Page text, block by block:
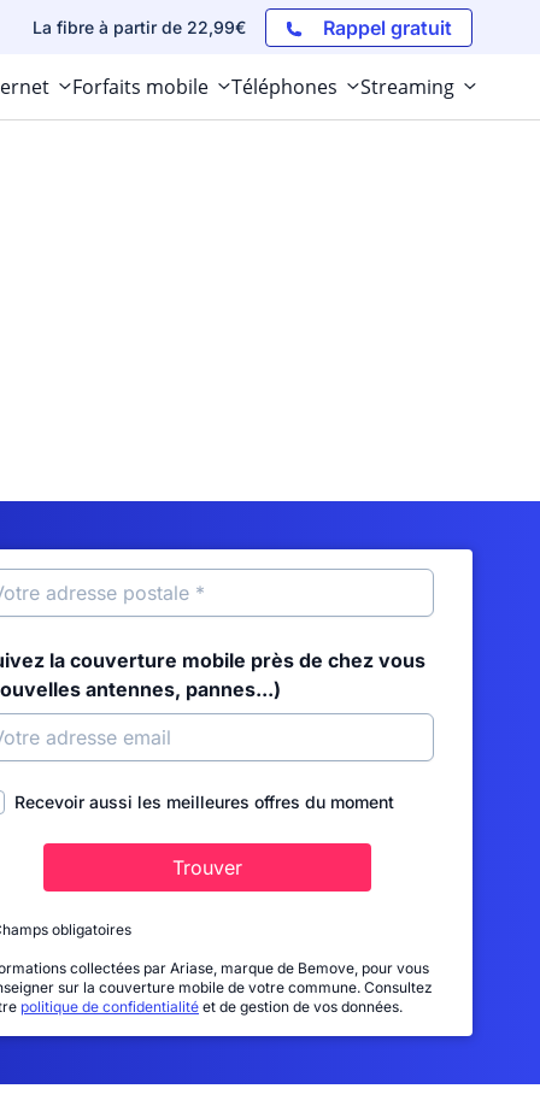
La fibre à partir de 22,99€ Rappel gratuit
Forfaits mobile Téléphones Streaming
la couverture mobile près de chez vous
antennes, pannes...)
Recevoir aussi les meilleures offres du moment
Trouver
obligatoires
collectées par Ariase, marque de Bemove, pour vous
sur la couverture mobile de votre commune. Consultez
politique de confidentialité et de gestion de vos données.